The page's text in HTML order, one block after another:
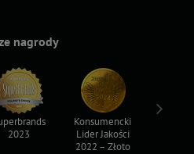
nagrody
2023
Konsumencki
Lider Jakości
2022 – Złoto